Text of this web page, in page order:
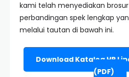
kami telah menyediakan
perbandingan spek lengkap
melalui tautan di bawah ini.
Download Katalog HP
(PDF)